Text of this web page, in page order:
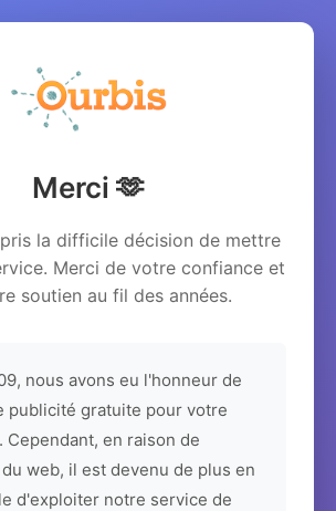
Merci 🫶
la difficile décision de mettre
Merci de votre confiance et
soutien au fil des années.
nous avons eu l'honneur de
publicité gratuite pour votre
Cependant, en raison de
web, il est devenu de plus en
d'exploiter notre service de